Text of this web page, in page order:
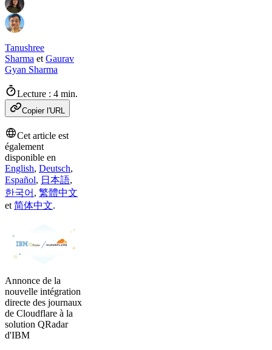
Tanushree
Sharma et Gaurav
Gyan Sharma
Lecture : 4 min.
Copier l'URL
Cet article est
également
disponible en
English, Deutsch,
Español, 日本語,
한국어 , 繁體中文
et 简体中文.
Annonce de la
nouvelle intégration
directe des journaux
de Cloudflare à la
solution QRadar
d'IBM